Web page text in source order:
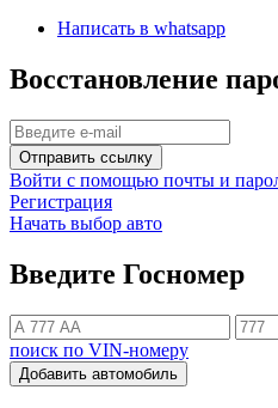
Написать в whatsapp
Восстановление
Отправить ссылку
Войти с помощью почты и
Регистрация
Начать выбор авто
Введите Госномер
поиск по VIN-номеру
Добавить автомобиль